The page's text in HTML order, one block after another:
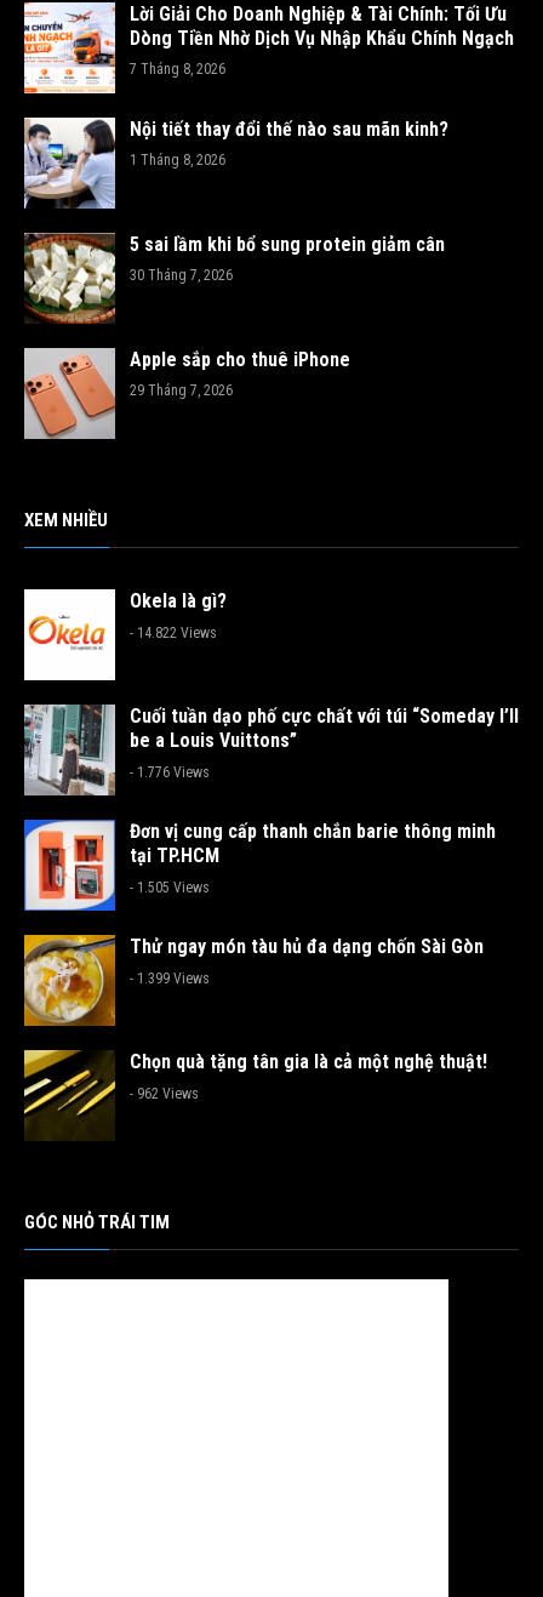
Lời Giải Cho Doanh Nghiệp & Tài Chính: Tối Ưu
Dòng Tiền Nhờ Dịch Vụ Nhập Khẩu Chính Ngạch
7 Tháng 8, 2026
Nội tiết thay đổi thế nào sau mãn kinh?
1 Tháng 8, 2026
5 sai lầm khi bổ sung protein giảm cân
30 Tháng 7, 2026
Apple sắp cho thuê iPhone
29 Tháng 7, 2026
XEM NHIỀU
Okela là gì?
- 14.822 Views
Cuối tuần dạo phố cực chất với túi “Someday I’ll
be a Louis Vuittons”
- 1.776 Views
Đơn vị cung cấp thanh chắn barie thông minh
tại TP.HCM
- 1.505 Views
Thử ngay món tàu hủ đa dạng chốn Sài Gòn
- 1.399 Views
Chọn quà tặng tân gia là cả một nghệ thuật!
- 962 Views
GÓC NHỎ TRÁI TIM